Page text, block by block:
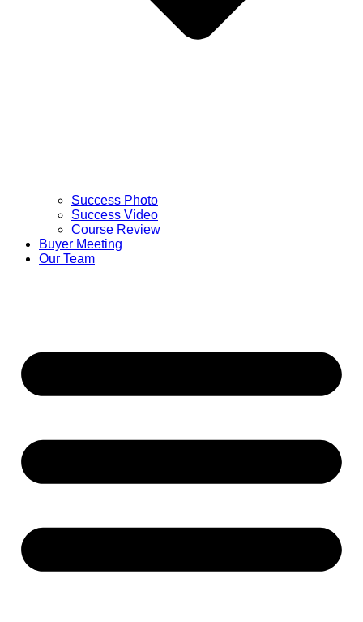
Success Photo
Success Video
Course Review
Buyer Meeting
Our Team